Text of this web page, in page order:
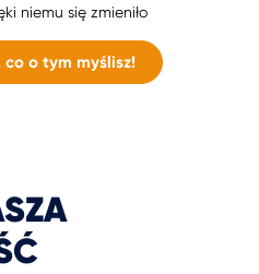
niemu się zmieniło
co o tym myślisz!